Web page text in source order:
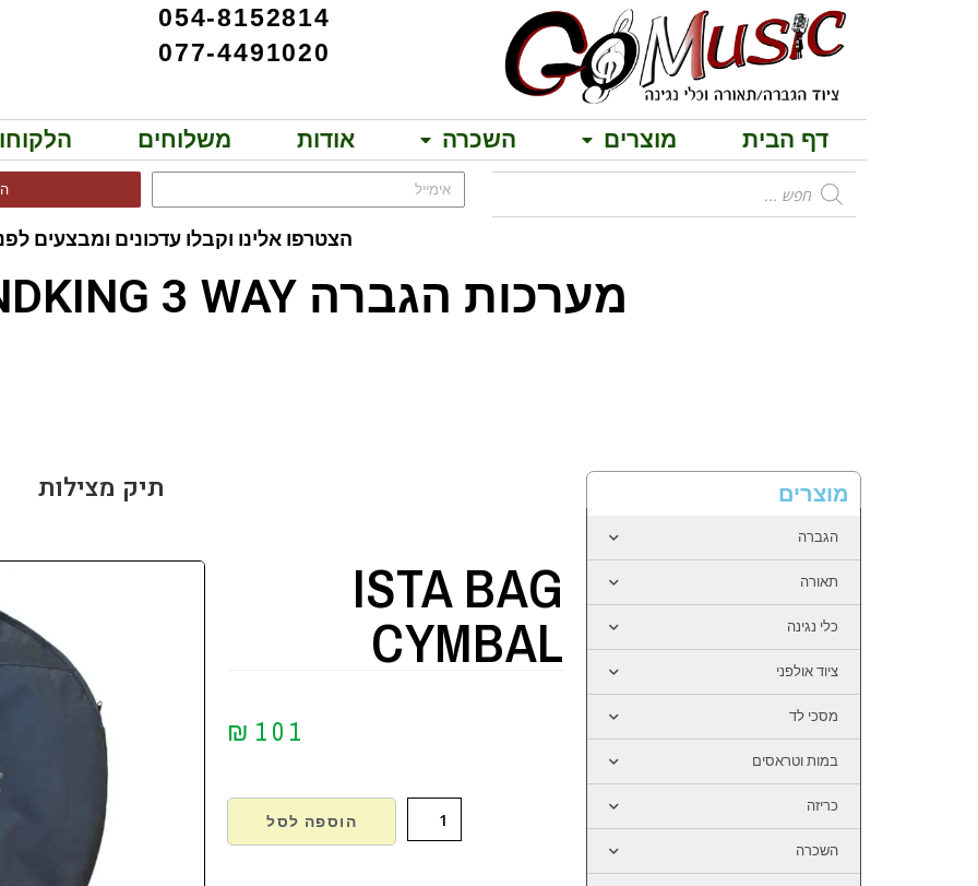
054-8152814
077-4491020
דף הבית מוצרים השכרה אודות משלוחים
הצטרפו אלינו וקבלו עדכונים ומבצעים
מערכות הגברה SOUNDKING 3 WAY!!
מוצרים
הגברה
תאורה
כלי נגינה
ציוד אולפני
מסכי לד
במות וטראסים
כריזה
השכרה
תיק מצילות
ISTA BAG
CYMBAL
₪ 101
הוספה לסל